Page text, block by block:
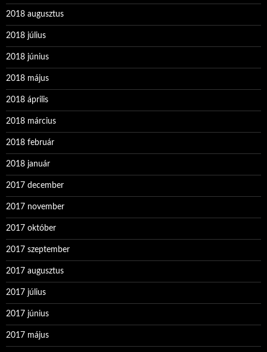
2018 augusztus
2018 július
2018 június
2018 május
2018 április
2018 március
2018 február
2018 január
2017 december
2017 november
2017 október
2017 szeptember
2017 augusztus
2017 július
2017 június
2017 május